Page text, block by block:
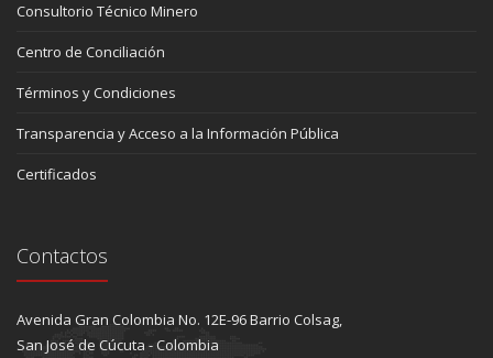
Consultorio Técnico Minero
Centro de Conciliación
Términos y Condiciones
Transparencia y Acceso a la Información Pública
Certificados
Contactos
Avenida Gran Colombia No. 12E-96 Barrio Colsag,
San José de Cúcuta - Colombia